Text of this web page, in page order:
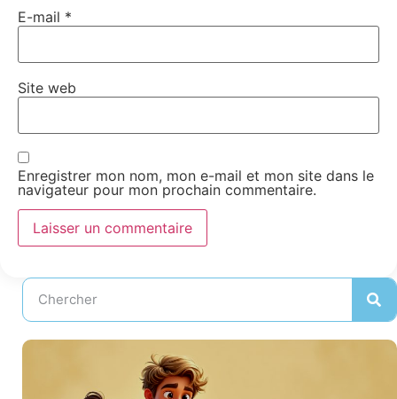
E-mail *
Site web
Enregistrer mon nom, mon e-mail et mon site dans le
navigateur pour mon prochain commentaire.